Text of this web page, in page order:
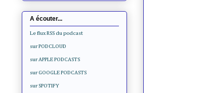
A écouter...
Le flux RSS du podcast
sur PODCLOUD
sur APPLE PODCASTS
sur GOOGLE PODCASTS
sur SPOTIFY